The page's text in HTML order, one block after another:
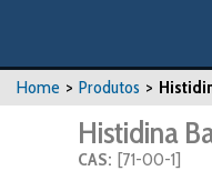
Home > Produtos >
Histidina
CAS: [71-00-1]